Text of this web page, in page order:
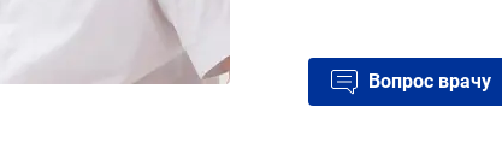
Вопрос врачу